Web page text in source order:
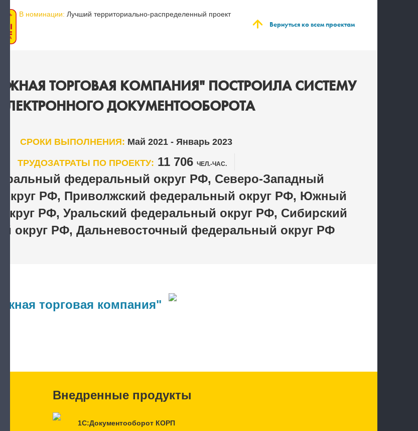
В номинации: Лучший территориально-распределенный проект
Вернуться ко всем проектам
ТОРГОВАЯ КОМПАНИЯ" ПОСТРОИЛА СИСТЕМУ
ЭЛЕКТРОННОГО ДОКУМЕНТООБОРОТА
СРОКИ ВЫПОЛНЕНИЯ: Май 2021 - Январь 2023
ТРУДОЗАТРАТЫ ПО ПРОЕКТУ: 11 706 ЧЕЛ.-ЧАС.
федеральный округ РФ, Северо-Западный
округ РФ, Приволжский федеральный округ РФ, Южный
РФ, Уральский федеральный округ РФ, Сибирский
округ РФ, Дальневосточный федеральный округ РФ
торговая компания"
Внедренные продукты
1С:Документооборот КОРП